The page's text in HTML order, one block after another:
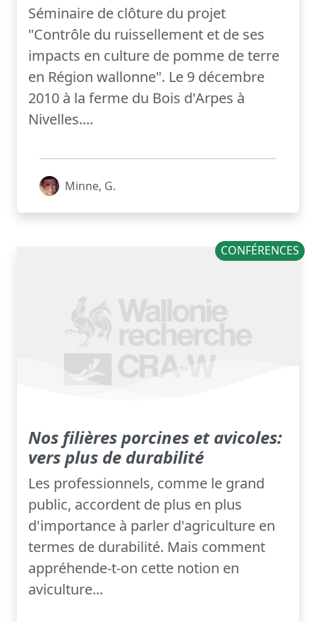
Séminaire de clôture du projet
"Contrôle du ruissellement et de ses
impacts en culture de pomme de terre
en Région wallonne". Le 9 décembre
2010 à la ferme du Bois d'Arpes à
Nivelles....
Minne, G.
CONFÉRENCES
Nos filières porcines et avicoles:
vers plus de durabilité
Les professionnels, comme le grand
public, accordent de plus en plus
d'importance à parler d'agriculture en
termes de durabilité. Mais comment
appréhende-t-on cette notion en
aviculture...